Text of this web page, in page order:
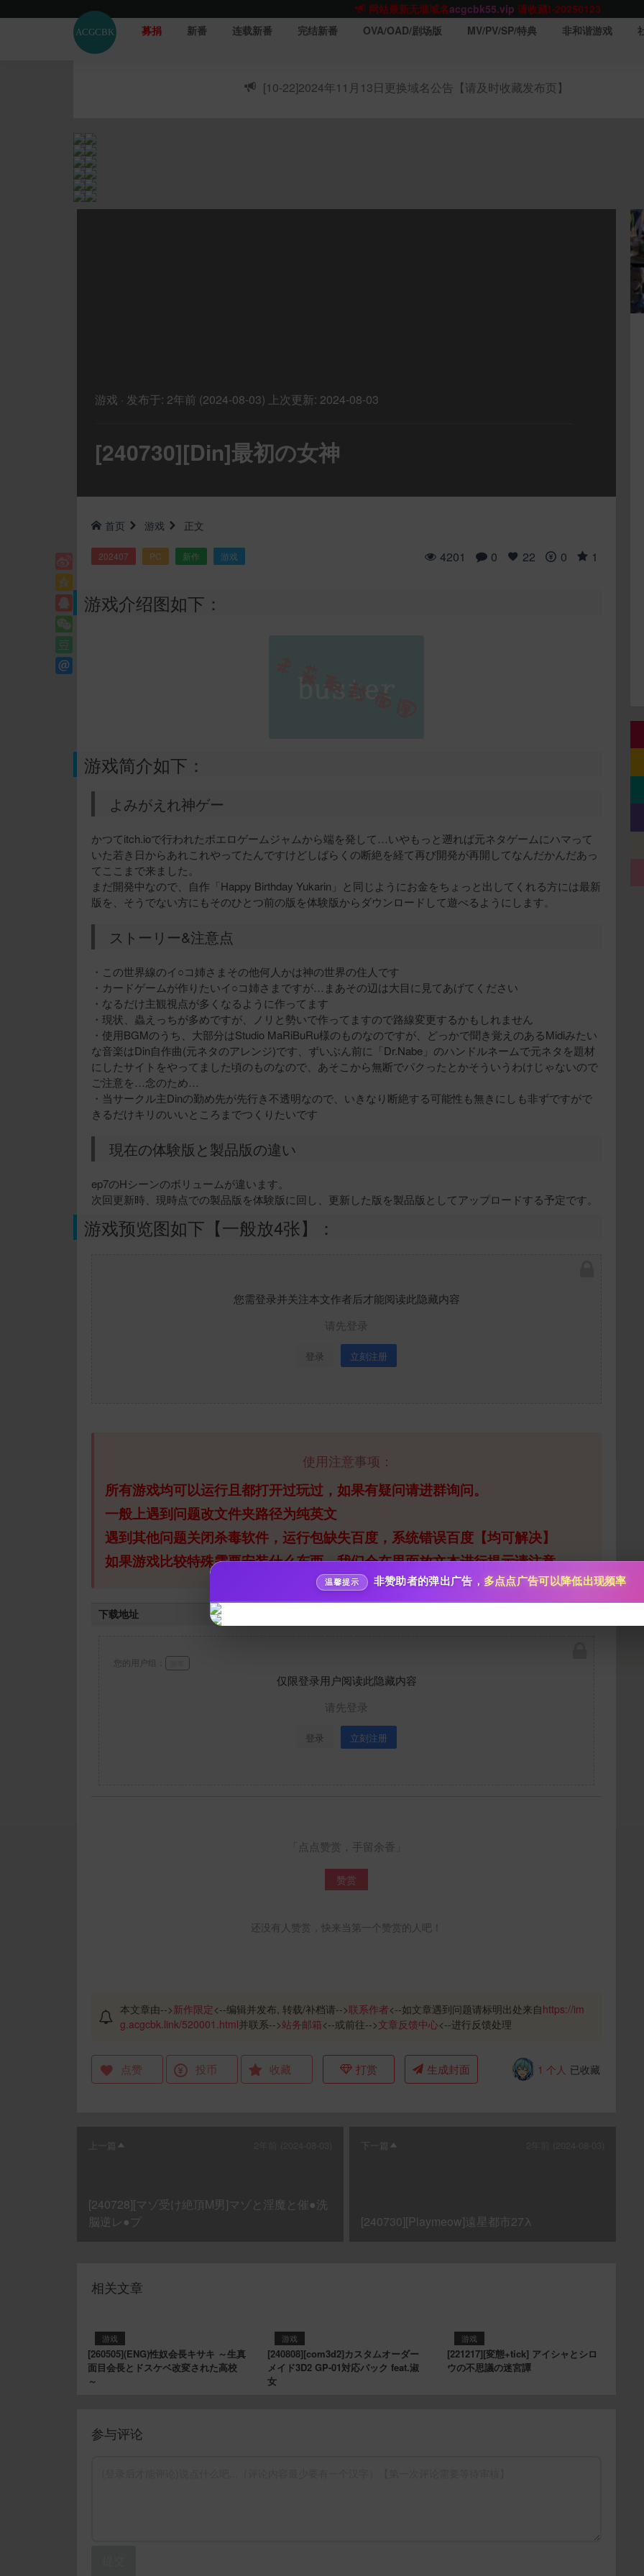
10 分
网站TG群聊t.me/acgbuster请收藏!
ACGCBK官方App
点击下载永不迷路！
ACGCBK官方App
点击下载 永不迷路！
募捐 新番 连载新番 完结新番 OVA/OAD/剧场版 MV/PV/SP/特典 非和谐游戏
[10-22]2024年11月13日更换域名公告【请及时收藏发布页】
游戏 · 发布于: 2年前 (2024-08-03) 上次更新: 2024-08-03
[240730][Din]最初の女神
首页 游戏 正文
202407 PC 新作 游戏 4201 0 22 0 1
游戏介绍图如下：
游戏简介如下：
よみがえれ神ゲー
かつてitch.ioで行われたボエロゲームジャムから端を発して…いやもっと遡れば元ネタゲームにハマって
いた若き日からあれこれやってたんですけどしばらくの断絶を経て再び開発が再開してなんだかんだあっ
てここまで来ました。
まだ開発中なので、自作「Happy Birthday Yukarin」と同じようにお金をちょっと出してくれる方には最新
版を、そうでない方にもそのひとつ前の版を体験版からダウンロードして遊べるようにします。
ストーリー&注意点
・この世界線のイ○コ姉さまその他何人かは神の世界の住人です
・カードゲームが作りたいイ○コ姉さまですが…まあその辺は大目に見てあげてください
・なるだけ主観視点が多くなるように作ってます
・現状、蟲えっちが多めですが、ノリと勢いで作ってますので路線変更するかもしれません
・使用BGMのうち、大部分はStudio MaRiBuRu様のものなのですが、どっかで聞き覚えのあるMidiみたい
な音楽はDin自作曲(元ネタのアレンジ)です、ずいぶん前に「Dr.Nabe」のハンドルネームで元ネタを題材
にしたサイトをやってました頃のものなので、あそこから無断でパクったとかそういうわけじゃないので
ご注意を…念のため…
・当サークル主Dinの勤め先が先行き不透明なので、いきなり断絶する可能性も無きにしも非ずですがで
きるだけキリのいいところまでつくりたいです
現在の体験版と製品版の違い
ep7のHシーンのボリュームが違います。
次回更新時、現時点での製品版を体験版に回し、更新した版を製品版としてアップロードする予定です。
游戏预览图如下【一般放4张】：
您需登录并关注本文作者后才能阅读此隐藏内容
请先登录
登录 立刻注册
使用注意事项：
所有游戏均可以运行且都打开过玩过，如果有疑问请进群询问。
一般上遇到问题改文件夹路径为纯英文
遇到其他问题关闭杀毒软件，运行包缺失百度，系统错误百度【均可解决】
如果游戏比较特殊需要安装什么东西，我们会在里面放文本进行提示请注意
下载地址
仅限登录用户阅读此隐藏内容
请先登录
登录 立刻注册
您的用户组：
「点点赞赏，手留余香」
赞赏
还没有人赞赏，快来当第一个赞赏的人吧！
本文章由-->新作限定<--编辑并发布, 转载/补档请-->联系作者<--如文章遇到问题请标明出处来自https://im
g.acgcbk.link/520001.html并联系-->站务邮箱<--或前往-->文章反馈中心<--进行反馈处理
点赞 投币 收藏 打赏
秒传文本链接
点击全选
生成封面
分享到微博
1 个人 已收藏
上一篇
[240728][マゾ受け絶頂M男]マゾと淫魔と催●洗
脳逆レ●プ
下一篇
[240730][Playmeow]遠星都市27λ
相关文章
游戏
[260505](ENG)性奴会長キサキ ～生真
面目会長とドスケベ改変された高校
～
游戏
[240808][com3d2]カスタムオーダー
メイド3D2 GP-01対応パック feat.淑
女
游戏
[221217][変態+tick] アイシャとシロ
ウの不思議の迷宮譚
参与评论
温馨提示 非赞助者的弹出广告， 多点点广告可以降低出现频率